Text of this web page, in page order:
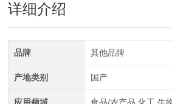
详细介绍
品牌 其他品牌
产地类别 国产